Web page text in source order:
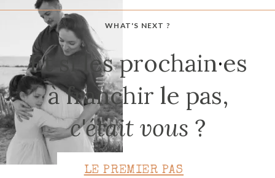
WHAT'S NEXT ?
Et si les prochain·es
à franchir le pas,
c'était vous ?
LE PREMIER PAS
CONTACT